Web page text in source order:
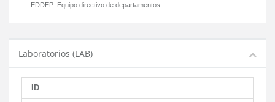
EDDEP: Equipo directivo de departamentos
Laboratorios (LAB)
ID